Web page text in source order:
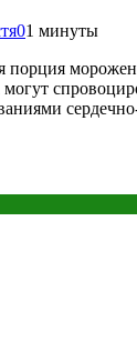
01 минуты
могут